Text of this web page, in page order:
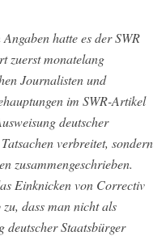
hatte es der SWR
zuerst monatelang
Journalisten und
im SWR-Artikel
deutscher
verbreitet, sondern
zusammengeschrieben.
Einknicken von Correctiv
zu, dass man nicht als
deutscher Staatsbürger